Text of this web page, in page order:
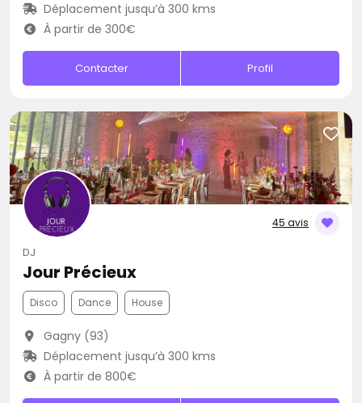
Déplacement jusqu’à 300 kms
À partir de 300€
Contacter Profil
45 avis
DJ
Jour Précieux
Disco Dance House
Gagny (93)
Déplacement jusqu’à 300 kms
À partir de 800€